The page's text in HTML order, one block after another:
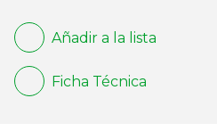
Añadir a la lista
Ficha Técnica